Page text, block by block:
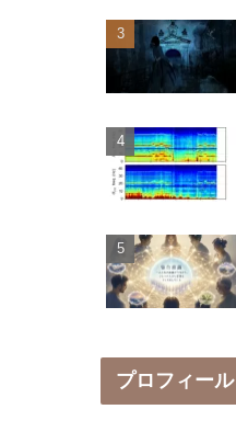
プロフィール